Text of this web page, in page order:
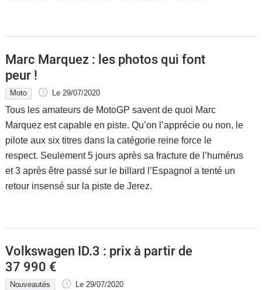
Marc Marquez : les photos qui font
peur !
Moto Le 29/07/2020
Tous les amateurs de MotoGP savent de quoi Marc
Marquez est capable en piste. Qu’on l’apprécie ou non, le
pilote aux six titres dans la catégorie reine force le
respect. Seulement 5 jours après sa fracture de l’humérus
et 3 après être passé sur le billard l’Espagnol a tenté un
retour insensé sur la piste de Jerez.
Volkswagen ID.3 : prix à partir de
37 990 €
Nouveautés Le 29/07/2020